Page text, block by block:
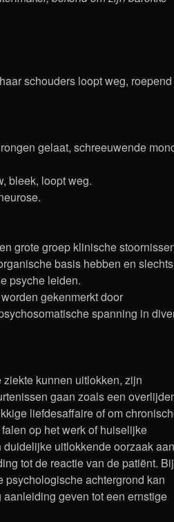
schouders loopt weg, roepend
gelaat, schreeuwende
bleek, loopt weg.
grote groep klinische
basis hebben en
psyche leiden.
gekenmerkt door
spanning in
kunnen uitlokken, zijn
gaan zoals een
liefdesaffaire of om
op het werk of huiselijke
uitlokkende oorzaak
tot de reactie van de patiënt. Bij
psychologische achtergrond kan
geven tot een ernstige